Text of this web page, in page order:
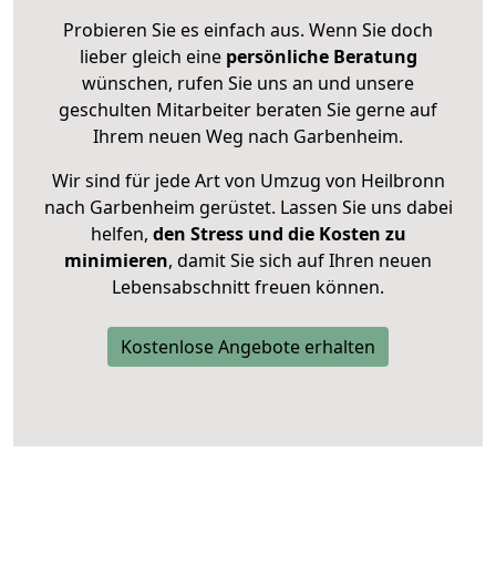
Probieren Sie es einfach aus. Wenn Sie doch
lieber gleich eine persönliche Beratung
wünschen, rufen Sie uns an und unsere
geschulten Mitarbeiter beraten Sie gerne auf
Ihrem neuen Weg nach Garbenheim.
Wir sind für jede Art von Umzug von Heilbronn
nach Garbenheim gerüstet. Lassen Sie uns dabei
helfen, den Stress und die Kosten zu
minimieren, damit Sie sich auf Ihren neuen
Lebensabschnitt freuen können.
Kostenlose Angebote erhalten